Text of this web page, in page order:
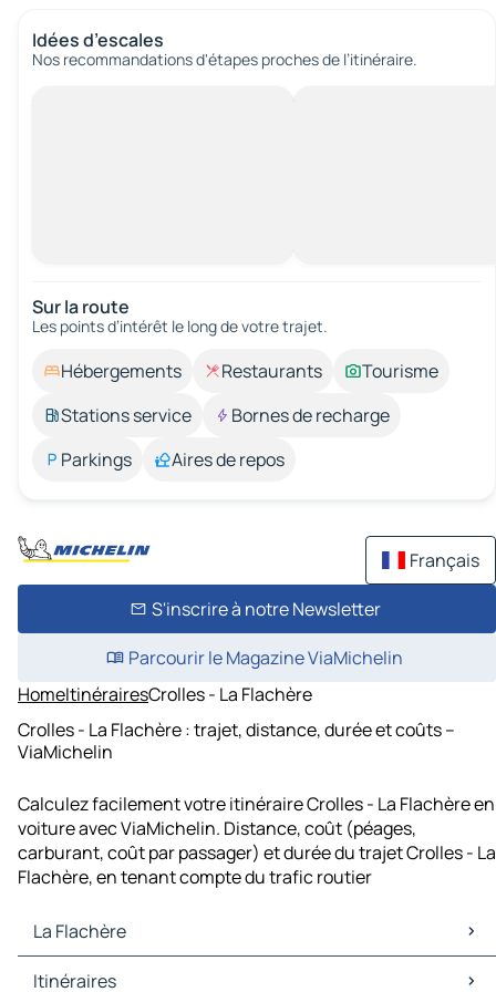
Idées d’escales
Nos recommandations d'étapes proches de l’itinéraire.
Sur la route
Les points d’intérêt le long de votre trajet.
Hébergements Restaurants
Tourisme
Stations service
Bornes de recharge
Parkings
Aires de repos
Français
S'inscrire à notre Newsletter
Parcourir le Magazine ViaMichelin
HomeItinérairesCrolles - La Flachère
Crolles - La Flachère : trajet, distance, durée et coûts –
ViaMichelin
Calculez facilement votre itinéraire Crolles - La Flachère en
voiture avec ViaMichelin. Distance, coût (péages,
carburant, coût par passager) et durée du trajet Crolles - La
Flachère, en tenant compte du trafic routier
La Flachère
La Flachère Cartes et plans
Itinéraires